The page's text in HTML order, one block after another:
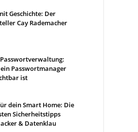
Geschichte: Der
Cay Rademacher
Passwortmanager
ist
dein Smart Home: Die
Sicherheitstipps
& Datenklau